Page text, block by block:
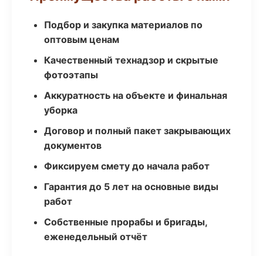
Подбор и закупка материалов по
оптовым ценам
Качественный технадзор и скрытые
фотоэтапы
Аккуратность на объекте и финальная
уборка
Договор и полный пакет закрывающих
документов
Фиксируем смету до начала работ
Гарантия до 5 лет на основные виды
работ
Собственные прорабы и бригады,
еженедельный отчёт